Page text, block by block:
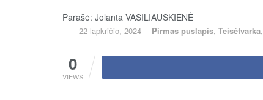
Parašė: Jolanta VASILIAUSKIENĖ
22 lapkričio, 2024 Pirmas puslapis, Teisėtvarka,
0
VIEWS